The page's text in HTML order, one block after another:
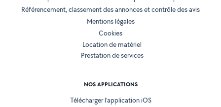
Référencement, classement des annonces et contrôle des avis
Mentions légales
Cookies
Location de matériel
Prestation de services
NOS APPLICATIONS
Télécharger l’application iOS